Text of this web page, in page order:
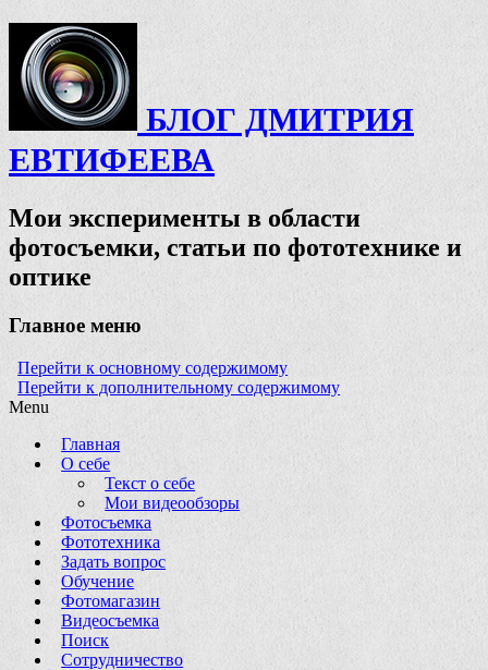
БЛОГ ДМИТРИЯ
ЕВТИФЕЕВА
Мои эксперименты в области
фотосъемки, статьи по фототехнике и
оптике
Главное меню
Перейти к основному содержимому
Перейти к дополнительному содержимому
Menu
Главная
О себе
Текст о себе
Мои видеообзоры
Фотосъемка
Фототехника
Задать вопрос
Обучение
Фотомагазин
Видеосъемка
Поиск
Сотрудничество